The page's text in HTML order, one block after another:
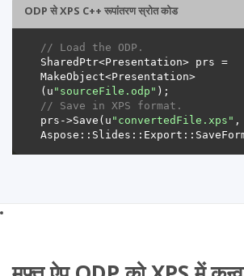
ODP से XPS C++ रूपांतरण स्रोत कोड
// Load the ODP.
SharedPtr<Presentation> prs =
MakeObject<Presentation>
(u "sourceFile.odp"
// Save in XPS format.
prs->Save(u "convertedFile.xps" ,